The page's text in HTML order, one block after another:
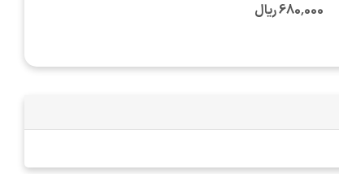
680٬000 ریال